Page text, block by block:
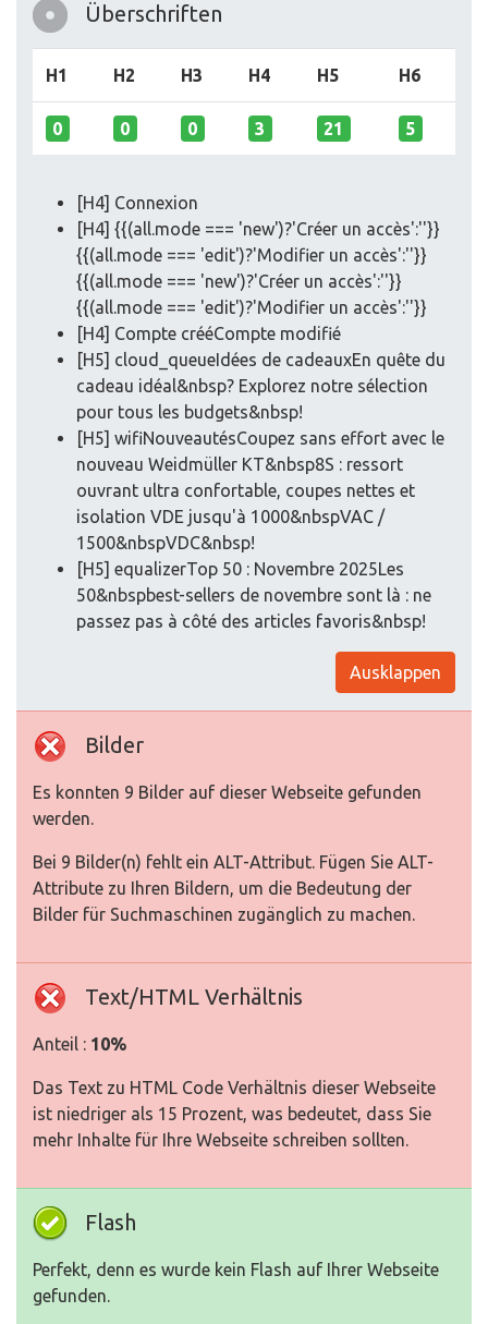
Überschriften
H1 H2 H3 H4 H5 H6
0 0 0 3 21 5
[H4] Connexion
[H4] {{(all.mode === 'new')?'Créer un accès':''}}
{{(all.mode === 'edit')?'Modifier un accès':''}}
{{(all.mode === 'new')?'Créer un accès':''}}
{{(all.mode === 'edit')?'Modifier un accès':''}}
[H4] Compte crééCompte modifié
[H5] cloud_queueIdées de cadeauxEn quête du
cadeau idéal&nbsp? Explorez notre sélection
pour tous les budgets&nbsp!
[H5] wifiNouveautésCoupez sans effort avec le
nouveau Weidmüller KT&nbsp8S : ressort
ouvrant ultra confortable, coupes nettes et
isolation VDE jusqu'à 1000&nbspVAC /
1500&nbspVDC&nbsp!
[H5] equalizerTop 50 : Novembre 2025Les
50&nbspbest-sellers de novembre sont là : ne
passez pas à côté des articles favoris&nbsp!
Ausklappen
Bilder
Es konnten 9 Bilder auf dieser Webseite gefunden
werden.
Bei 9 Bilder(n) fehlt ein ALT-Attribut. Fügen Sie ALT-
Attribute zu Ihren Bildern, um die Bedeutung der
Bilder für Suchmaschinen zugänglich zu machen.
Text/HTML Verhältnis
Anteil : 10%
Das Text zu HTML Code Verhältnis dieser Webseite
ist niedriger als 15 Prozent, was bedeutet, dass Sie
mehr Inhalte für Ihre Webseite schreiben sollten.
Flash
Perfekt, denn es wurde kein Flash auf Ihrer Webseite
gefunden.